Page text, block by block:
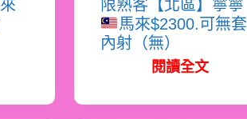
限熟客【北區】寧寧
馬來$2300.可無套
內射（無）
閱讀全文